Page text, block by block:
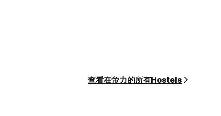
查看在帝力的所有Hostels